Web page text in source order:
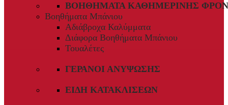
ΒΟΗΘΉΜΑΤΑ ΚΑΘΗΜΕΡΙΝΉΣ
Βοηθήματα Μπάνιου
Αδιάβροχα Καλύμματα
Διάφορα Βοηθήματα Μπάνιου
Τουαλέτες
ΓΕΡΑΝΟΊ ΑΝΎΨΩΣΗΣ
ΕΊΔΗ ΚΑΤΑΚΛΊΣΕΩΝ